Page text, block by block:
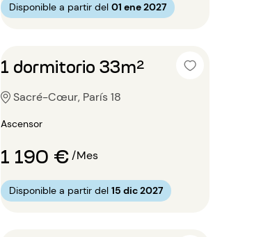
Disponible a partir del 01 ene 2027
1 dormitorio 33m²
Sacré-Cœur, París 18
Ascensor
1 190 €/Mes
Disponible a partir del 15 dic 2027